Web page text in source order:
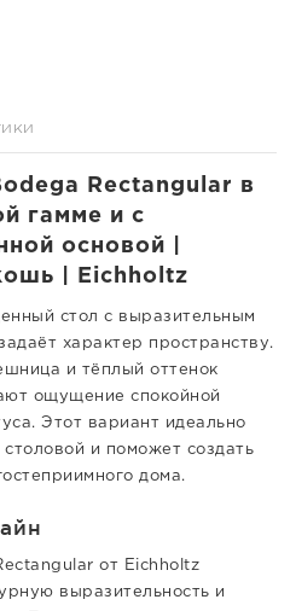
Rectangular в
гамме и с
основой |
| Eichholtz
стол с выразительным
характер пространству.
и тёплый оттенок
ощущение спокойной
Этот вариант идеально
и поможет создать
дома.
от Eichholtz
выразительность и